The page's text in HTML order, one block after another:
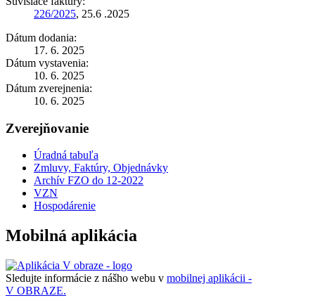
226/2025, 25.6 .2025
Dátum dodania:
17. 6. 2025
Dátum vystavenia:
10. 6. 2025
Dátum zverejnenia:
10. 6. 2025
Zverejňovanie
Úradná tabuľa
Zmluvy, Faktúry, Objednávky
Archív FZO do 12-2022
VZN
Hospodárenie
Mobilná aplikácia
Sledujte informácie z nášho webu v mobilnej aplikácii -
V OBRAZE.